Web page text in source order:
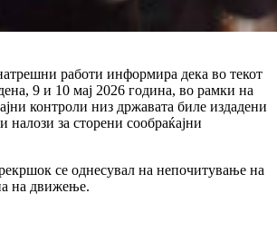
работи информира дека во текот
9 и 10 мај 2026 година, во рамки на
контроли низ државата биле издадени
налози за сторени сообраќајни
се однесувал на непочитување на
на движење.